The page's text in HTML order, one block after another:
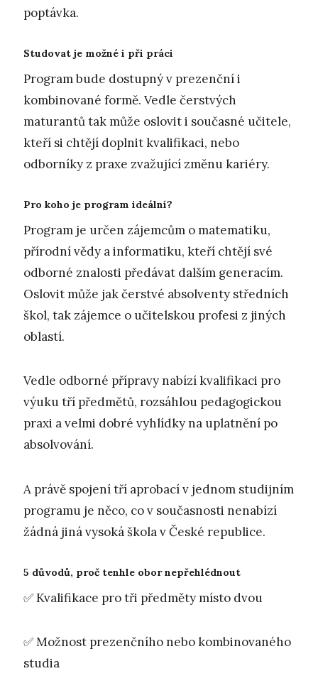
poptávka.
Studovat je možné i při práci
Program bude dostupný v prezenční i
kombinované formě. Vedle čerstvých
maturantů tak může oslovit i současné učitele,
kteří si chtějí doplnit kvalifikaci, nebo
odborníky z praxe zvažující změnu kariéry.
Pro koho je program ideální?
Program je určen zájemcům o matematiku,
přírodní vědy a informatiku, kteří chtějí své
odborné znalosti předávat dalším generacím.
Oslovit může jak čerstvé absolventy středních
škol, tak zájemce o učitelskou profesi z jiných
oblastí.
Vedle odborné přípravy nabízí kvalifikaci pro
výuku tří předmětů, rozsáhlou pedagogickou
praxi a velmi dobré vyhlídky na uplatnění po
absolvování.
A právě spojení tří aprobací v jednom studijním
programu je něco, co v současnosti nenabízí
žádná jiná vysoká škola v České republice.
5 důvodů, proč tenhle obor nepřehlédnout
✅Kvalifikace pro tři předměty místo dvou
✅ Možnost prezenčního nebo kombinovaného
studia